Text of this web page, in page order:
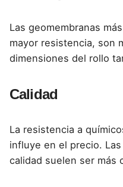
Las geomembranas
mayor resistencia, son
dimensiones del rollo
Calidad
La resistencia a
influye en el precio.
calidad suelen ser más